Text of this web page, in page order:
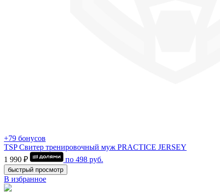
+79 бонусов
TSP Свитер тренировочный муж PRACTICE JERSEY
1 990 ₽
по 498 руб.
быстрый просмотр
В избранное